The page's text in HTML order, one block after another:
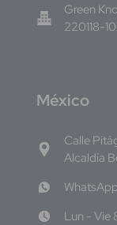
Green
220118-
México
Calle
Alcaldía
Lun - Vie